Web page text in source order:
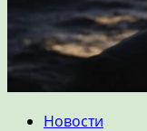
Новости